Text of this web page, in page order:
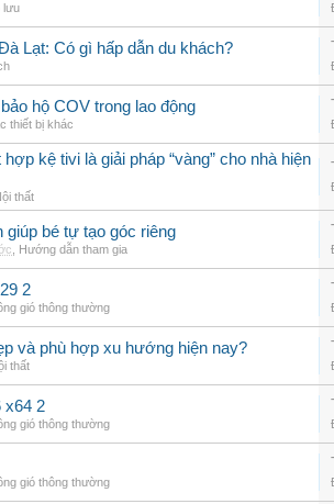
lưu
Lạt: Có gì hấp dẫn du khách?
hộ COV trong lao động
thiết bị khác
kệ tivi là giải pháp “vàng” cho nhà hiện
thất
giúp bé tự tạo góc riêng
Hướng dẫn tham gia
2
gió thông thường
và phù hợp xu hướng hiện nay?
thất
x64 2
gió thông thường
gió thông thường